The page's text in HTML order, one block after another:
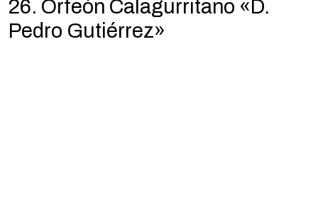
26. Orfeón Calagurritano «D.
Pedro Gutiérrez»